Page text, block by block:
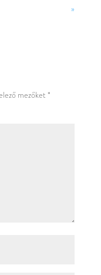
»
mezőket *